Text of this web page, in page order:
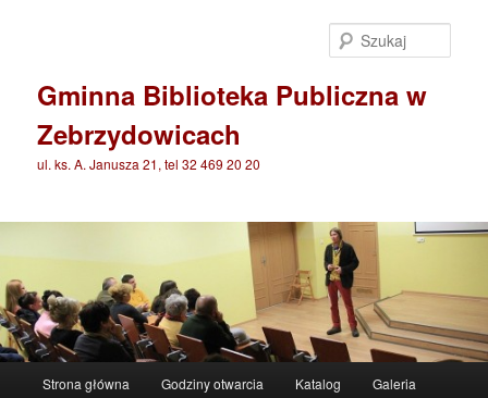
Gminna Biblioteka Publiczna w
Zebrzydowicach
ul. ks. A. Janusza 21, tel 32 469 20 20
Strona główna Godziny otwarcia Katalog Galeria